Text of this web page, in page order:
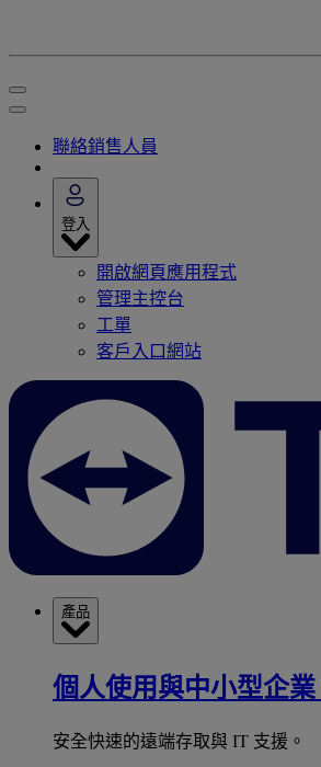
聯絡銷售人員
登入
開啟網頁應用程式
管理主控台
工單
客戶入口網站
產品
個人使用與中小型企業
安全快速的遠端存取與 IT 支援。